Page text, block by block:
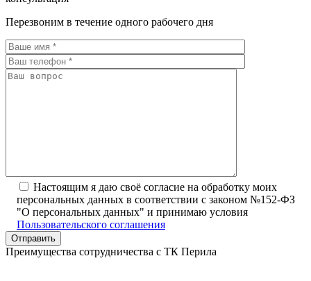
Перезвоним в течение одного рабочего дня
Настоящим я даю своё согласие на обработку моих
персональных данных в соответствии с законом №152-ФЗ
"О персональных данных" и принимаю условия
Пользовательского соглашения
Преимущества сотрудничества с ТК Перила